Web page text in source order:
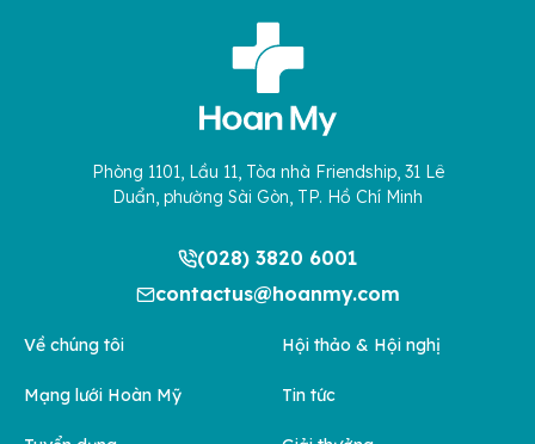
Phòng 1101, Lầu 11, Tòa nhà Friendship, 31 Lê
Duẩn, phường Sài Gòn, TP. Hồ Chí Minh
(028) 3820 6001
contactus@hoanmy.com
Về chúng tôi
Mạng lưới Hoàn Mỹ
Hội thảo & Hội nghị
Tin tức